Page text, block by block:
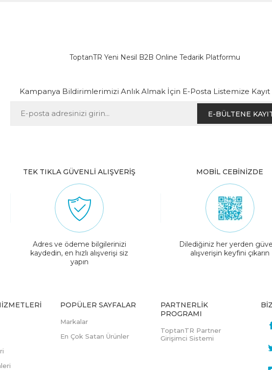
ToptanTR Yeni Nesil B2B Online Tedarik Platformu
Kampanya Bildirimlerimizi Anlık Almak İçin E-Posta Listemize Kayıt
E-BÜLTENE
TEK TIKLA GÜVENLİ ALIŞVERİŞ
Adres ve ödeme bilgilerinizi
kaydedin, en hızlı alışverişi siz
yapın
MOBİL CEBİNİZDE
Dilediğiniz her yerden
alışverişin keyfini çıkarın
POPÜLER SAYFALAR
Markalar
En Çok Satan Ürünler
PARTNERLIK
PROGRAMI
ToptanTR Partner
Girişimci Sistemi